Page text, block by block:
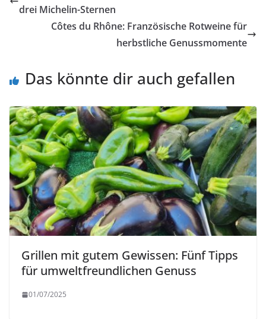
drei Michelin-Sternen
Côtes du Rhône: Französische Rotweine für
herbstliche Genussmomente
Das könnte dir auch gefallen
Grillen mit gutem Gewissen: Fünf Tipps
für umweltfreundlichen Genuss
01/07/2025